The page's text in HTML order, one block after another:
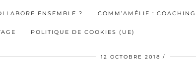
ENSEMBLE ? COMM’AMÉLIE :
POLITIQUE DE COOKIES (UE)
12 OCTOBRE 2018